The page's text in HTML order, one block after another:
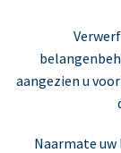
aangezien u
Naarmate